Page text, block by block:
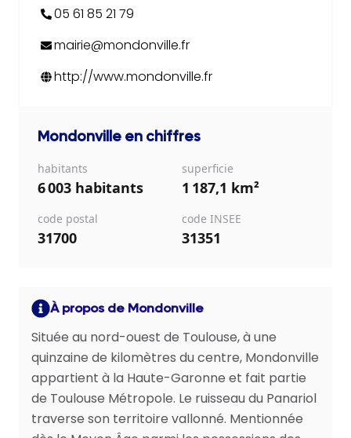
05 61 85 21 79
mairie@mondonville.fr
http://www.mondonville.fr
Mondonville en chiffres
habitants
6 003 habitants
superficie
1 187,1 km²
code postal
31700
code INSEE
31351
À propos de Mondonville
Située au nord-ouest de Toulouse, à une
quinzaine de kilomètres du centre, Mondonville
appartient à la Haute-Garonne et fait partie
de Toulouse Métropole. Le ruisseau du Panariol
traverse son territoire vallonné. Mentionnée